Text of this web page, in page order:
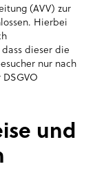
(AVV) zur
Hierbei
dieser die
nur nach
und